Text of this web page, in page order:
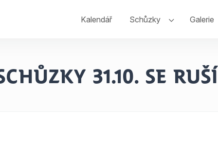
Kalendář Schůzky Galerie
31.10. se